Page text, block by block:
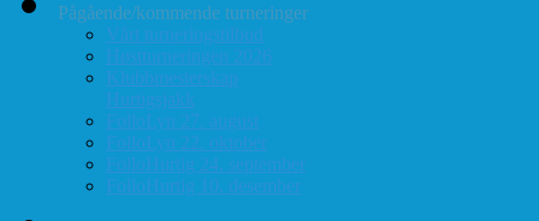
Pågående/kommende turneringer
Vårt turneringstilbud
Høstturneringen 2026
Klubbmesterskap
Hurtigsjakk
FolloLyn 27. august
FolloLyn 22. oktober
FolloHurtig 24. september
FolloHurtig 10. desember